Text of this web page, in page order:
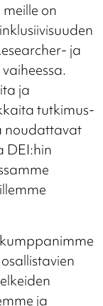
on
ja
ja
tutkimus-
noudattavat
DEI:hin
ja